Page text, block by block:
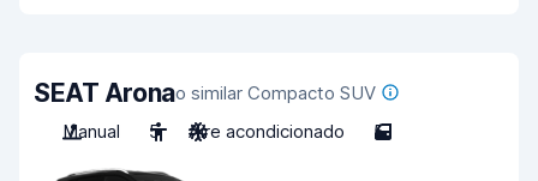
SEAT Aronao similar Compacto SUV
Manual
5 Aire acondicionado 5